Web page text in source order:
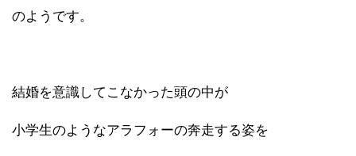
のようです。
結婚を意識してこなかった頭の中が
小学生のようなアラフォーの奔走する姿を